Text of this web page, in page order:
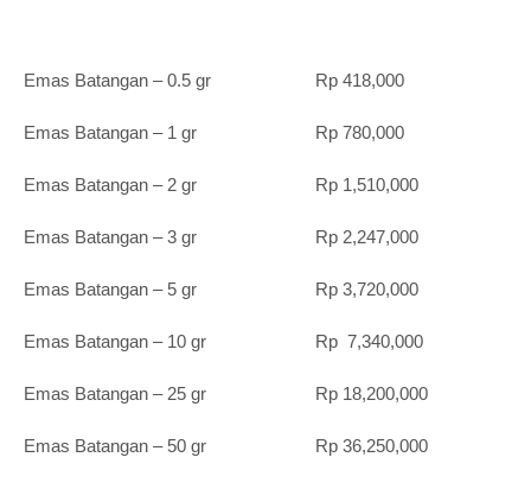
Emas Batangan – 0.5 gr Rp 418,000
Emas Batangan – 1 gr Rp 780,000
Emas Batangan – 2 gr Rp 1,510,000
Emas Batangan – 3 gr Rp 2,247,000
Emas Batangan – 5 gr Rp 3,720,000
Emas Batangan – 10 gr Rp 7,340,000
Emas Batangan – 25 gr Rp 18,200,000
Emas Batangan – 50 gr Rp 36,250,000